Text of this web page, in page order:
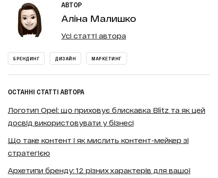
АВТОР
Аліна Малишко
Усі статті автора
БРЕНДИНГ ДИЗАЙН МАРКЕТИНГ
ОСТАННІ СТАТТІ АВТОРА
Логотип Opel: що приховує блискавка Blitz та як цей
досвід використовувати у бізнесі
Що таке контент і як мислить контент-мейкер зі
стратегією
Архетипи бренду: 12 різних характерів для вашої